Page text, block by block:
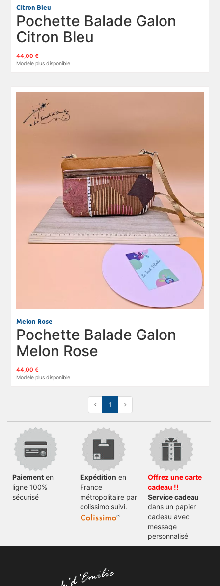
Citron Bleu
Pochette Balade Galon
Citron Bleu
44,00 €
Modèle plus disponible
Melon Rose
Pochette Balade Galon
Melon Rose
44,00 €
Modèle plus disponible
Previous
1 Next
Paiement en
ligne 100%
sécurisé
Expédition en
France
métropolitaire par
colissimo suivi.
Offrez une carte
cadeau !!
Service cadeau
dans un papier
cadeau avec
message
personnalisé